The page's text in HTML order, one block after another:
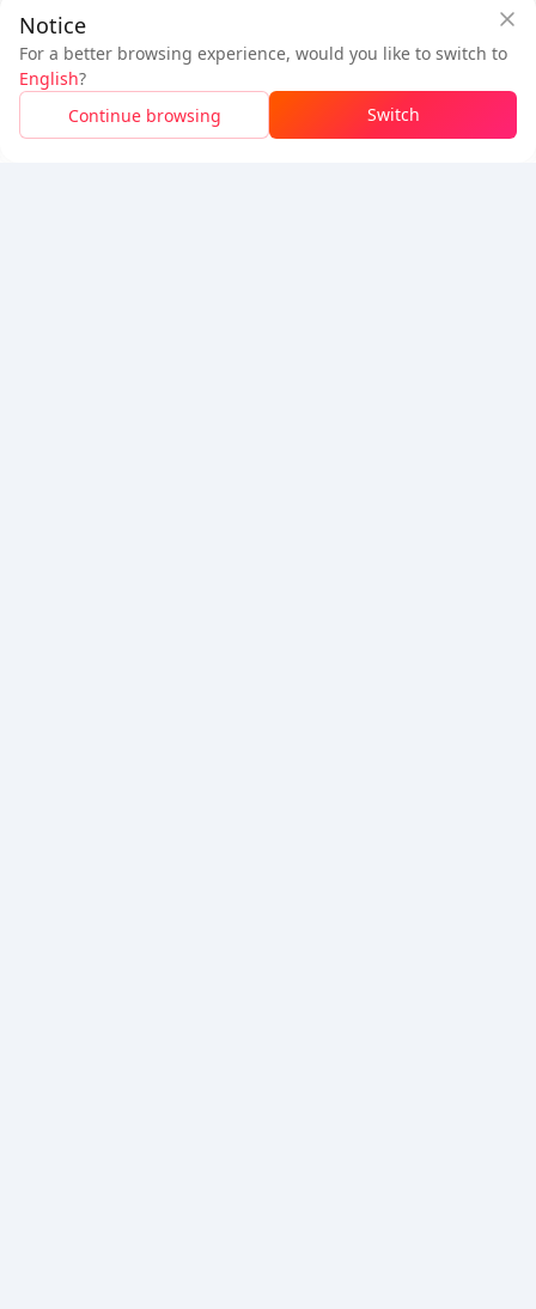
節省$0.05
$1.04
登入即可 獲得 50 點數 (0.50 USD)+1 點數 (0.01USD)
充值
Notice
For a better browsing experience, would you like to switch to
English?
Continue browsing
Switch
追蹤我們
5% OFF5% OFF